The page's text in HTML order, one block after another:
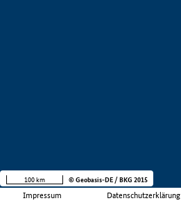
Impressum Datenschutzerklärung
100 km © Geobasis-DE / BKG 2015